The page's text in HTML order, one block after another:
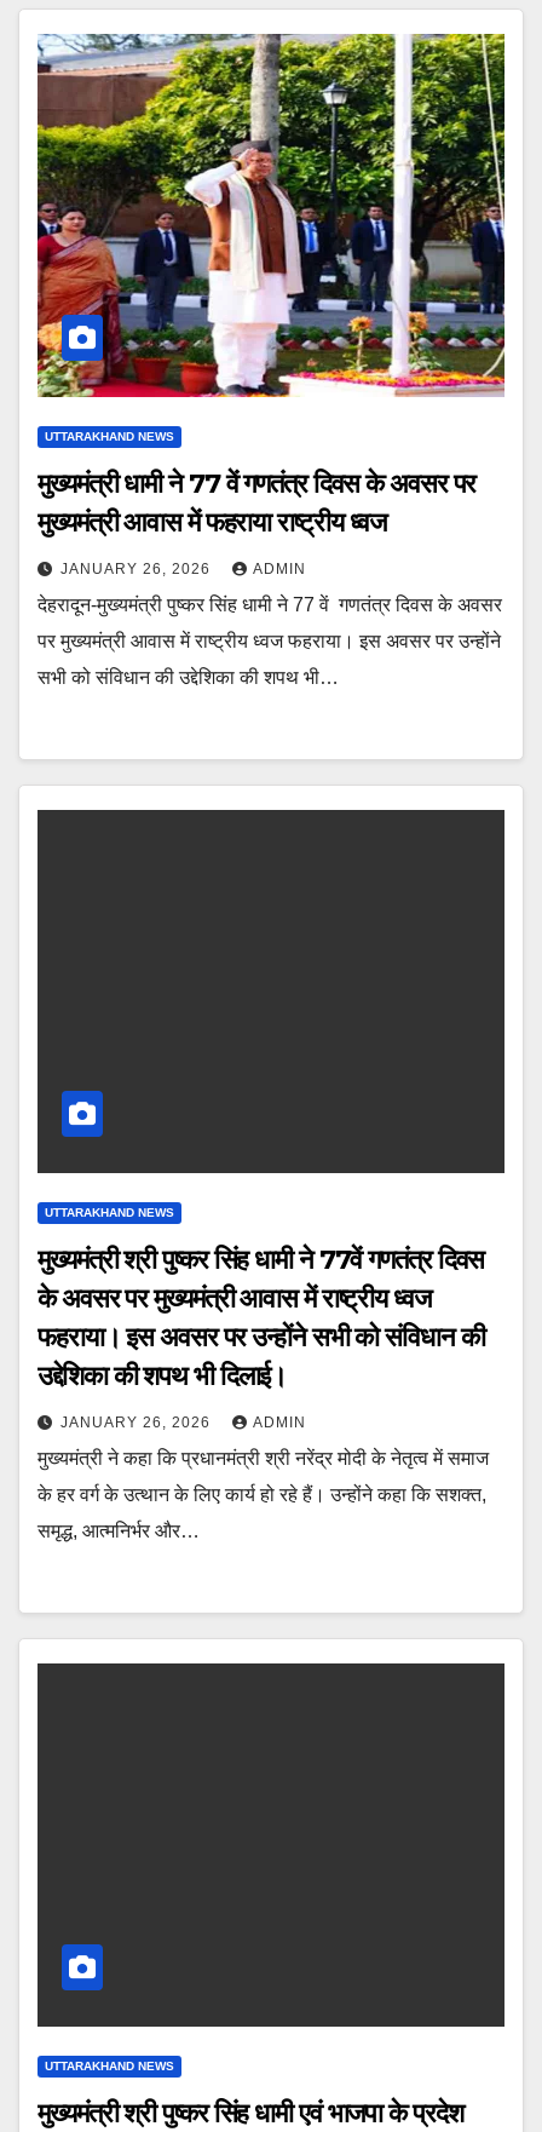
UTTARAKHAND NEWS
मुख्यमंत्री धामी ने 77 वें गणतंत्र दिवस के अवसर पर
मुख्यमंत्री आवास में फहराया राष्ट्रीय ध्वज
JANUARY 26, 2026 ADMIN
देहरादून-मुख्यमंत्री पुष्कर सिंह धामी ने 77 वें गणतंत्र दिवस के अवसर
पर मुख्यमंत्री आवास में राष्ट्रीय ध्वज फहराया। इस अवसर पर उन्होंने
सभी को संविधान की उद्देशिका की शपथ भी…
UTTARAKHAND NEWS
मुख्यमंत्री श्री पुष्कर सिंह धामी ने 77वें गणतंत्र दिवस
के अवसर पर मुख्यमंत्री आवास में राष्ट्रीय ध्वज
फहराया। इस अवसर पर उन्होंने सभी को संविधान की
उद्देशिका की शपथ भी दिलाई।
JANUARY 26, 2026 ADMIN
मुख्यमंत्री ने कहा कि प्रधानमंत्री श्री नरेंद्र मोदी के नेतृत्व में समाज
के हर वर्ग के उत्थान के लिए कार्य हो रहे हैं। उन्होंने कहा कि सशक्त,
समृद्ध, आत्मनिर्भर और…
UTTARAKHAND NEWS
मुख्यमंत्री श्री पुष्कर सिंह धामी एवं भाजपा के प्रदेश